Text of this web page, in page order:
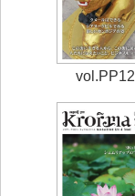
vol.PP12